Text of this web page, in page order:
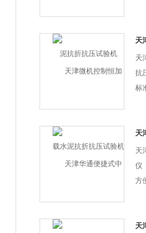
抗
天
抗
天
抗
标
验
天
仪
天
仪
方
英
天